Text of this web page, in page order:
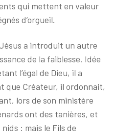
qui mettent en valeur
d’orgueil.
a introduit un autre
de la faiblesse. Idée
l’égal de Dieu, il a
que Créateur, il ordonnait,
lors de son ministère
ont des tanières, et
: mais le Fils de